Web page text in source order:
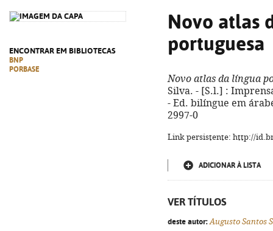
ENCONTRAR EM BIBLIOTECAS
BNP
PORBASE
Novo atlas
portuguesa
Novo atlas da língua
Silva. - [S.l.] :
- Ed. bilíngue em
2997-0
Link persistente: http://
ADICIONAR À LISTA
VER TÍTULOS
deste autor: Augusto Santos